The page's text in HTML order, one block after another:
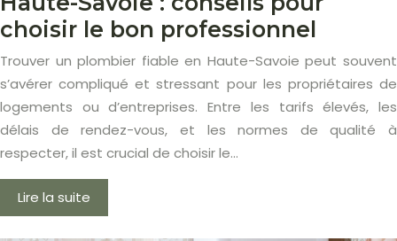
choisir le bon professionnel
Trouver un plombier fiable en Haute-Savoie peut souvent
s’avérer compliqué et stressant pour les propriétaires de
logements ou d’entreprises. Entre les tarifs élevés, les
délais de rendez-vous, et les normes de qualité à
respecter, il est crucial de choisir le…
Lire la suite